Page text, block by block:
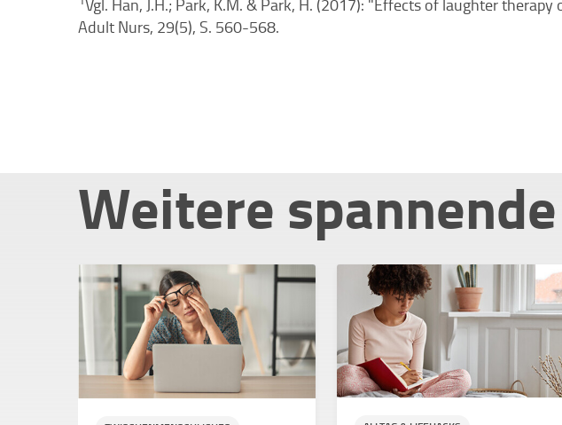
Vgl. Han, J.H.; Park, K.M. & Park, H. (2017): "Effects of laughter
Adult Nurs, 29(5), S. 560-568.
Weitere